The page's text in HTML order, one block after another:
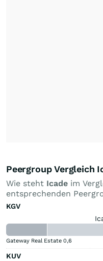
Peergroup Vergleich
Wie steht Icade im
entsprechenden
KGV
Gateway Real Estate 0,6
KUV